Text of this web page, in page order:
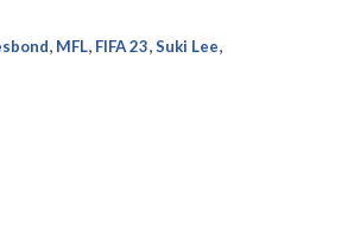
, MFL, FIFA 23,Suki Lee,